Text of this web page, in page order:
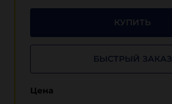
КУПИТЬ
БЫСТРЫЙ ЗАКАЗ
Цена